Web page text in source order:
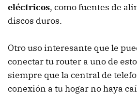
eléctricos, como fuentes de
discos duros.
Otro uso interesante que le
conectar tu router a uno de
siempre que la central de
conexión a tu hogar no haya